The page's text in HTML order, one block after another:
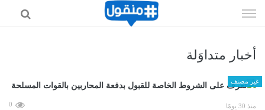
الى
أخبار متداوَلة
غير مصنف
منذ 30 يومًا 0